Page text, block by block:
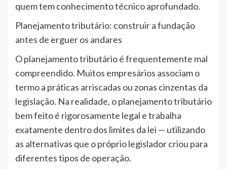
quem tem conhecimento técnico aprofundado.
Planejamento tributário: construir a fundação
antes de erguer os andares
O planejamento tributário é frequentemente mal
compreendido. Muitos empresários associam o
termo a práticas arriscadas ou zonas cinzentas da
legislação. Na realidade, o planejamento tributário
bem feito é rigorosamente legal e trabalha
exatamente dentro dos limites da lei — utilizando
as alternativas que o próprio legislador criou para
diferentes tipos de operação.